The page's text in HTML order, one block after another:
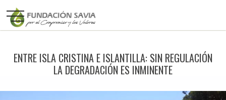
ENTRE ISLA CRISTINA E ISLANTILLA: SIN REGULACIÓN
LA DEGRADACIÓN ES INMINENTE